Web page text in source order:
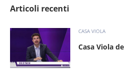
Articoli recenti
CASA VIOLA
Casa Viola